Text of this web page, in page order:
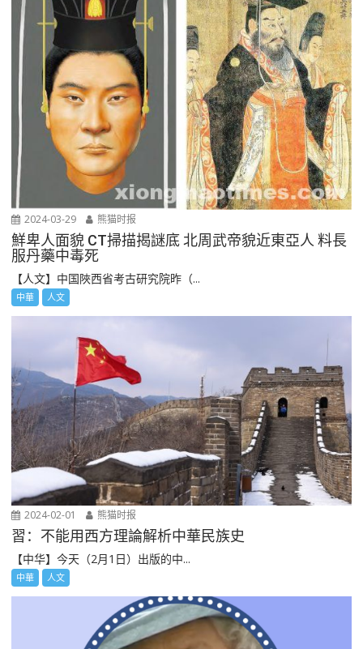
2024-03-29 熊猫时报
鮮卑人面貌 CT掃描揭謎底 北周武帝貌近東亞人 料長
服丹藥中毒死
【人文】中国陜西省考古研究院昨（...
中華 人文
2024-02-01 熊猫时报
習：不能用西方理論解析中華民族史
【中华】今天（2月1日）出版的中...
中華 人文